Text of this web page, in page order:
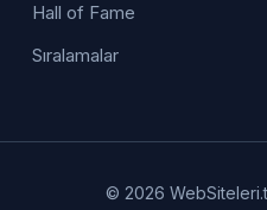
Hall of Fame
Sıralamalar
© 2026